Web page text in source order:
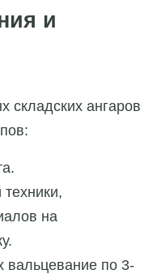
и
складских ангаров
техники,
на
вальцевание по 3-